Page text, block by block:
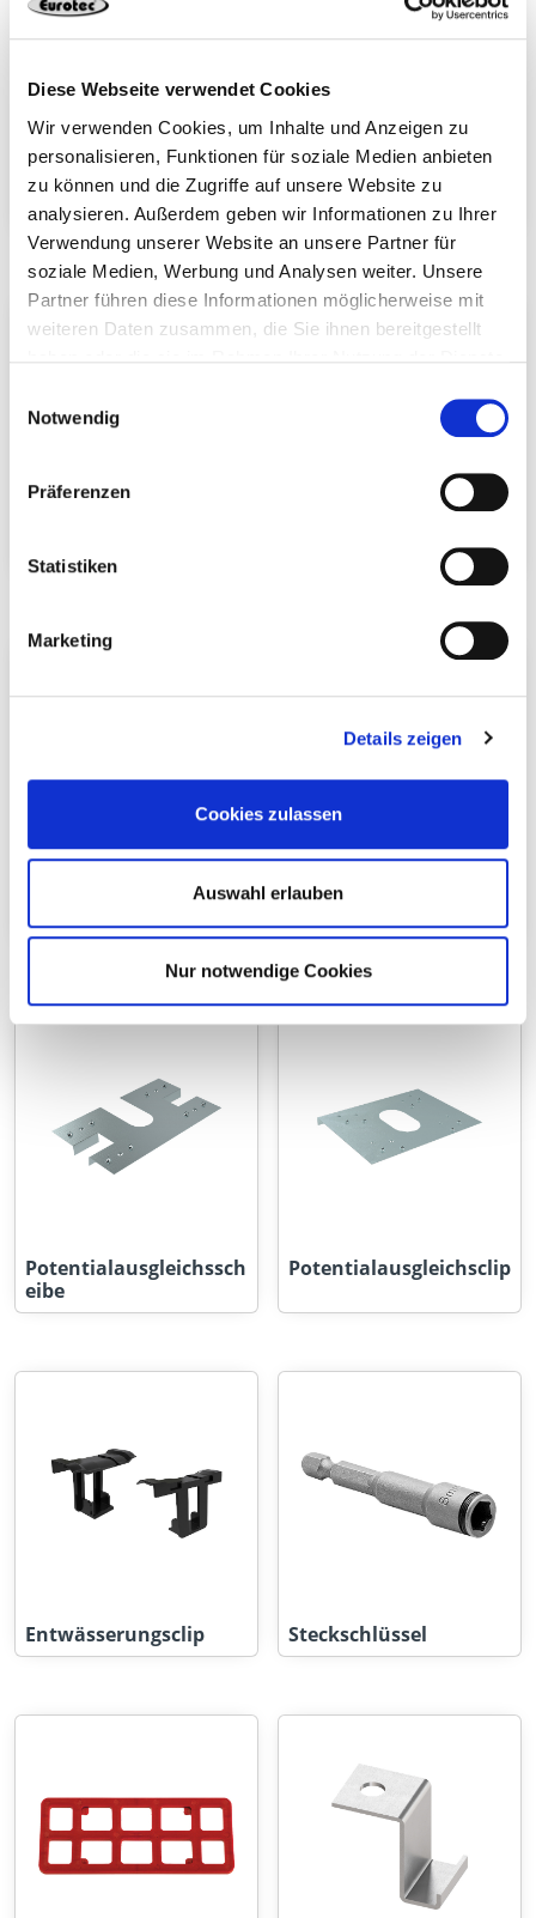
Diese Webseite verwendet Cookies
Wir verwenden Cookies, um Inhalte und Anzeigen zu
personalisieren, Funktionen für soziale Medien anbieten
zu können und die Zugriffe auf unsere Website zu
analysieren. Außerdem geben wir Informationen zu Ihrer
Verwendung unserer Website an unsere Partner für
soziale Medien, Werbung und Analysen weiter. Unsere
Partner führen diese Informationen möglicherweise mit
weiteren Daten zusammen, die Sie ihnen bereitgestellt
Notwendig
Präferenzen
Statistiken
Marketing
Details zeigen
Cookies zulassen
Auswahl erlauben
Nur notwendige Cookies
Modulklemmen für
Kurzschiene
Kreuzverbinder-Set
Sperrzahnmutter
Hammerkopfschraube
Potentialausgleichssch
eibe
Potentialausgleichssch
eibe
Potentialausgleichsclip
Entwässerungsclip Steckschlüssel